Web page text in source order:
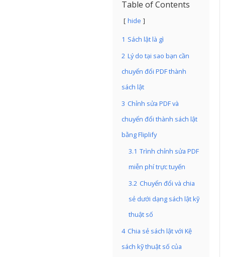
Table of Contents
hide
1 Sách lật là gì
2 Lý do tại sao bạn cần
chuyển đổi PDF thành
sách lật
3 Chỉnh sửa PDF và
chuyển đổi thành sách lật
bằng Fliplify
3.1 Trình chỉnh sửa PDF
miễn phí trực tuyến
3.2 Chuyển đổi và chia
sẻ dưới dạng sách lật kỹ
thuật số
4 Chia sẻ sách lật với Kệ
sách kỹ thuật số của